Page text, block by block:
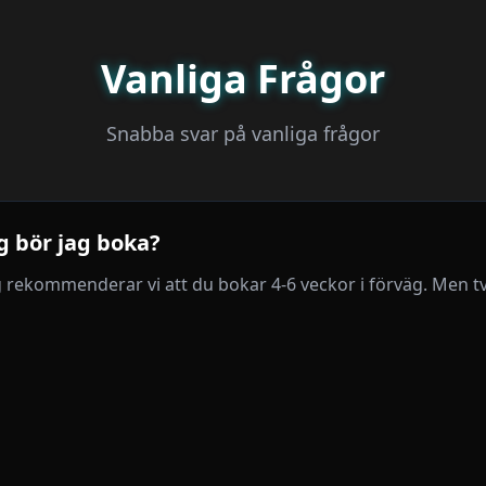
Vanliga Frågor
Snabba svar på vanliga frågor
bör jag boka?
vi att du bokar 4-6 veckor i förväg. Men